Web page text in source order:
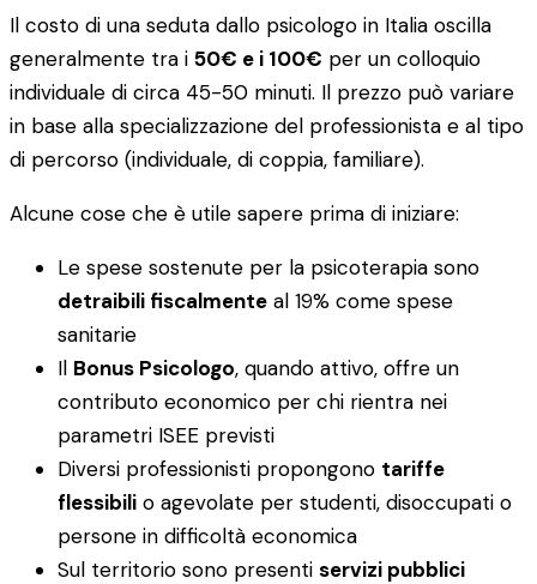
Il costo di una seduta dallo psicologo in Italia oscilla
generalmente tra i 50€ e i 100€ per un colloquio
individuale di circa 45-50 minuti. Il prezzo può variare
in base alla specializzazione del professionista e al tipo
di percorso (individuale, di coppia, familiare).
Alcune cose che è utile sapere prima di iniziare:
Le spese sostenute per la psicoterapia sono
detraibili fiscalmente al 19% come spese
sanitarie
Il Bonus Psicologo, quando attivo, offre un
contributo economico per chi rientra nei
parametri ISEE previsti
Diversi professionisti propongono tariffe
flessibili o agevolate per studenti, disoccupati o
persone in difficoltà economica
Sul territorio sono presenti servizi pubblici